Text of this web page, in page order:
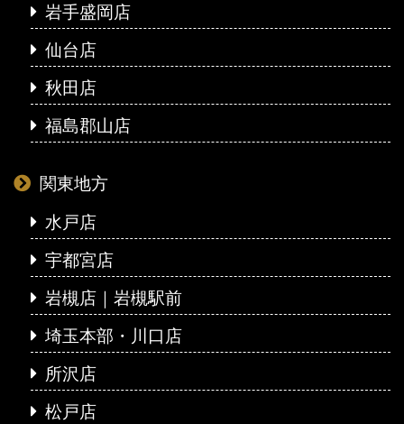
岩手盛岡店
仙台店
秋田店
福島郡山店
関東地方
水戸店
宇都宮店
岩槻店｜岩槻駅前
埼玉本部・川口店
所沢店
松戸店